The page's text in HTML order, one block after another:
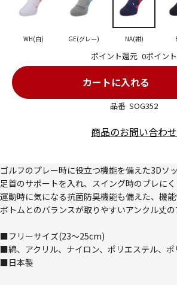
品番 SOG352
ポイント還元 0ポイント
WH(白) GE(グレー) NA(紺)
商品のお問い合わせ
ゴルフのプレー時に役立つ機能を備えた3Dソッ
足首のサポートを入れ、スイング時のブレにく
運動時に気になる抗菌防臭機能も備えた、機能
ボトムとのバランスが取りやすいアンクル丈の
■フリーサイズ(23～25cm)
■綿、アクリル、ナイロン、ポリエステル、ポ
■日本製